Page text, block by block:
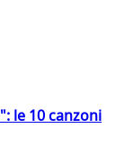
le 10 canzoni